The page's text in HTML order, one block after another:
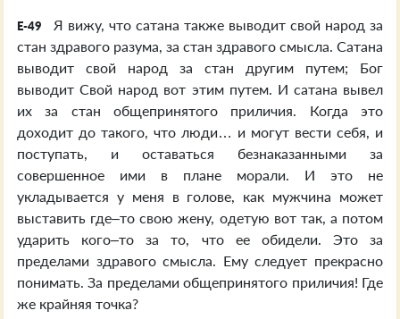
E-49
Я вижу, что сатана также выводит свой народ за
стан здравого разума, за стан здравого смысла. Сатана
выводит свой народ за стан другим путем; Бог
выводит Свой народ вот этим путем. И сатана вывел
их за стан общепринятого приличия. Когда это
доходит до такого, что люди… и могут вести себя, и
поступать, и оставаться безнаказанными за
совершенное ими в плане морали. И это не
укладывается у меня в голове, как мужчина может
выставить где–то свою жену, одетую вот так, а потом
ударить кого–то за то, что ее обидели. Это за
пределами здравого смысла. Ему следует прекрасно
понимать. За пределами общепринятого приличия! Где
же крайняя точка?